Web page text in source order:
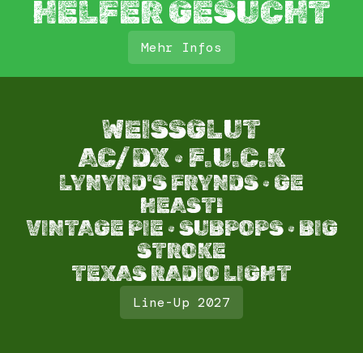
HELFER GESUCHT
Mehr Infos
WEISSGLUT
AC/DX · F.U.C.K
LYNYRD'S FRYNDS · GE
HEAST!
VINTAGE PIE · SUBPOPS · BIG
STROKE​
TEXAS RADIO LIGHT​
Line-Up 2027